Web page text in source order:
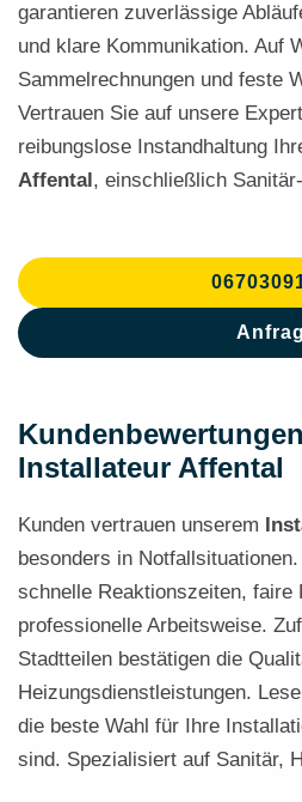
garantieren zuverlässige
und klare Kommunikation. Auf
Sammelrechnungen und feste
Vertrauen Sie auf unsere
reibungslose Instandhaltung
Affental, einschließlich
Installateur Affental
Kunden vertrauen unserem
besonders in
schnelle Reaktionszeiten, faire
professionelle Arbeitsweise.
Stadtteilen bestätigen die
Heizungsdienstleistungen.
die beste Wahl für Ihre
sind. Spezialisiert auf Sanitär,